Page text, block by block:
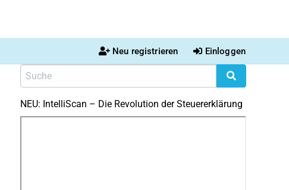
Neu registrieren Einloggen
NEU: IntelliScan – Die Revolution der Steuererklärung